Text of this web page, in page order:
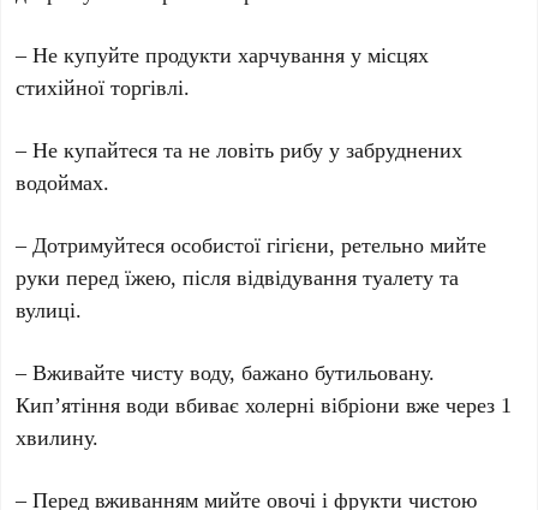
– Не купуйте продукти харчування у місцях
стихійної торгівлі.
– Не купайтеся та не ловіть рибу у забруднених
водоймах.
– Дотримуйтеся особистої гігієни, ретельно мийте
руки перед їжею, після відвідування туалету та
вулиці.
– Вживайте чисту воду, бажано бутильовану.
Кип’ятіння води вбиває холерні вібріони вже через 1
хвилину.
– Перед вживанням мийте овочі і фрукти чистою